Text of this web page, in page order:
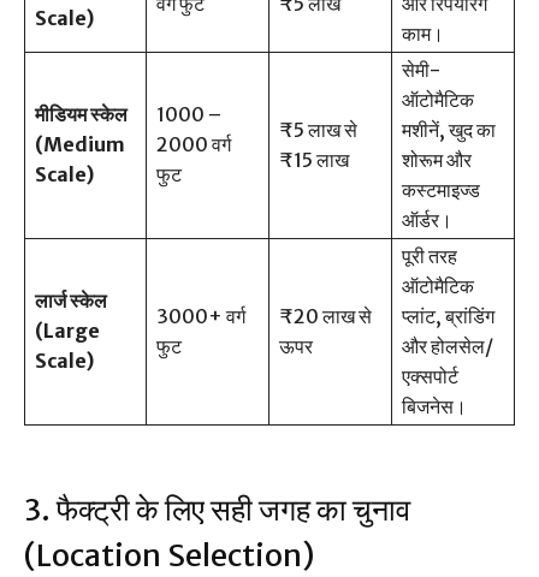
Scale)
काम।
मीडियम स्केल
(Medium
Scale)
1000 –
2000 वर्ग
फुट
₹5 लाख से
₹15 लाख
सेमी-
ऑटोमैटिक
मशीनें, खुद का
शोरूम और
कस्टमाइज्ड
ऑर्डर।
लार्ज स्केल
(Large
Scale)
3000+ वर्ग
फुट
₹20 लाख से
ऊपर
पूरी तरह
ऑटोमैटिक
प्लांट, ब्रांडिंग
और होलसेल/
एक्सपोर्ट
बिजनेस।
3. फैक्ट्री के लिए सही जगह का चुनाव
(Location Selection)